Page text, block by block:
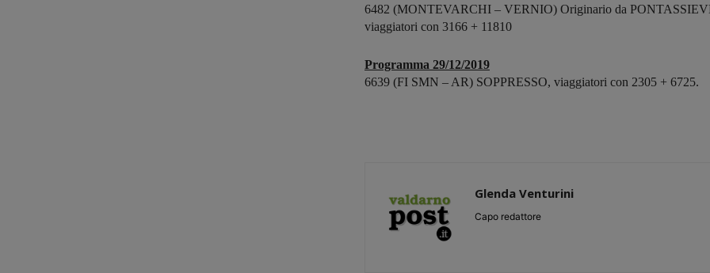
6482 (MONTEVARCHI – VERNIO) Originario da
viaggiatori con 3166 + 11810
Programma 29/12/2019
6639 (FI SMN – AR) SOPPRESSO, viaggiatori con 2305 + 6725.
Glenda Venturini
Capo redattore